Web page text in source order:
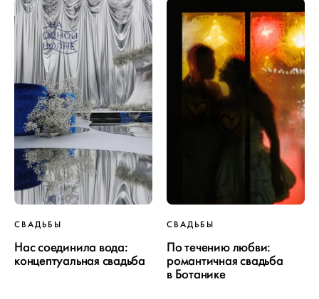
СВАДЬБЫ
Нас соединила вода:
концептуальная свадьба
СВАДЬБЫ
По течению любви:
романтичная свадьба
в Ботанике